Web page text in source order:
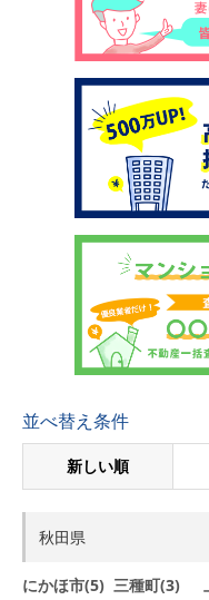
イエジンくんの紹介
運営会社
運営会社
利用規約について
掲載受付窓口はこちら
並べ替え条件
新しい順
秋田県
にかほ市(5) 三種町(3)